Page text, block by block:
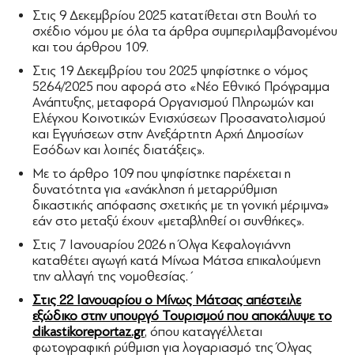
Στις 9 Δεκεμβρίου 2025 κατατίθεται στη Βουλή το
σχέδιο νόμου με όλα τα άρθρα συμπεριλαμβανομένου
και του άρθρου 109.
Στις 19 Δεκεμβρίου του 2025 ψηφίστηκε ο νόμος
5264/2025 που αφορά στο «Νέο Εθνικό Πρόγραμμα
Ανάπτυξης, μεταφορά Οργανισμού Πληρωμών και
Ελέγχου Κοινοτικών Ενισχύσεων Προσανατολισμού
και Εγγυήσεων στην Ανεξάρτητη Αρχή Δημοσίων
Εσόδων και λοιπές διατάξεις».
Με το άρθρο 109 που ψηφίστηκε παρέχεται η
δυνατότητα για «ανάκληση ή μεταρρύθμιση
δικαστικής απόφασης σχετικής με τη γονική μέριμνα»
εάν στο μεταξύ έχουν «μεταβληθεί οι συνθήκες».
Στις 7 Ιανουαρίου 2026 η Όλγα Κεφαλογιάννη
καταθέτει αγωγή κατά Μίνωα Μάτσα επικαλούμενη
την αλλαγή της νομοθεσίας.΄
Στις 22 Ιανουαρίου ο Μίνως Μάτσας απέστειλε
εξώδικο στην υπουργό Τουρισμού που αποκάλυψε το
dikastikoreportaz.gr, όπου καταγγέλλεται
φωτογραφική ρύθμιση για λογαριασμό της Όλγας